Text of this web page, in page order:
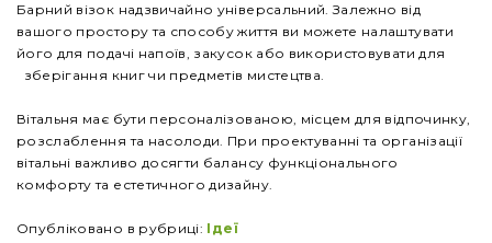
Барний візок надзвичайно універсальний. Залежно від
вашого простору та способу життя ви можете налаштувати
його для подачі напоїв, закусок або використовувати для
зберігання книг чи предметів мистецтва.
Вітальня має бути персоналізованою, місцем для відпочинку,
розслаблення та насолоди. При проектуванні та організації
вітальні важливо досягти балансу функціонального
комфорту та естетичного дизайну.
Опубліковано в рубриці: Ідеї